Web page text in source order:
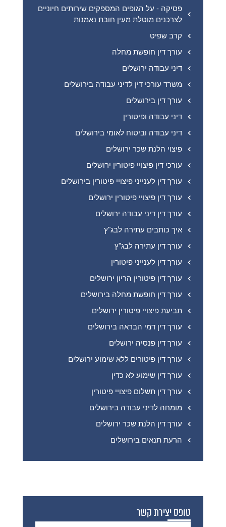
פסיקה - על הגופים המספקים שירותים חיוניים
לצרכנים מוטלת מעין חובת נאמנות
קרב שפיט
עורך דין חופשת מחלה
דיני עבודה ירושלים
משרד עורכי דין לדיני עבודה בירושלים
עורך דין בירושלים
דיני עבודה ופיטורין
דיני עבודה וביטוח לאומי בירושלים
פיצוי הלנת שכר ירושלים
עורכי דין פיצויי פיטורין ירושלים
עורך דין לענייני פיצויי פיטורין בירושלים
עורך דין פיצויי פיטורין ירושלים
עורך דין דיני עבודה ירושלים
איך כותבים עתירה לבג"ץ
עורך דין עתירה לבג"ץ
עורך דין לענייני פיטורין
עורך דין פיטורין הריון ירושלים
עורך דין חופשת מחלה בירושלים
תביעת פיצויי פיטורין ירושלים
עורך דין דמי הבראה בירושלים
עורך דין פנסיה ירושלים
עורך דין פיטורים ללא שימוע ירושלים
עורך דין שימוע לא כדין
עורך דין תשלום פיצויי פיטורין
מומחה לדיני עבודה בירושלים
עורך דין הלנת שכר ירושלים
הרעת תנאים בירושלים
טופס יצירת קשר